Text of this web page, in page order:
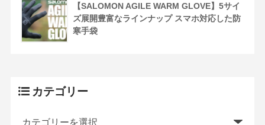
【SALOMON AGILE WARM GLOVE】5サイ
ズ展開豊富なラインナップ スマホ対応した防
寒手袋
カテゴリー